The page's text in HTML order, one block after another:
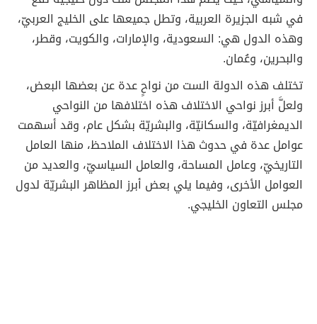
في شبه الجزيرة العربية، وتطل جميعها على الخليج العربيّ،
وهذه الدول هي: السعودية، والإمارات، والكويت، وقطر،
والبحرين، وعُمان.
تختلف هذه الدولة الست من نواحٍ عدة عن بعضها البعض،
ولعلَّ أبرز نواحي الاختلاف هذه اختلافها من النواحي
الديمغرافيّة، والسكانيّة، والبشريّة بشكل عام، وقد أسهمت
عوامل عدة في حدوث هذا الاختلاف الملاحظ، منها العامل
التاريخيّ، وعامل المساحة، والعامل السياسيّ، والعديد من
العوامل الأخرى، وفيما يلي بعض أبرز المظاهر البشريّة لدول
مجلس التعاون الخليجي.